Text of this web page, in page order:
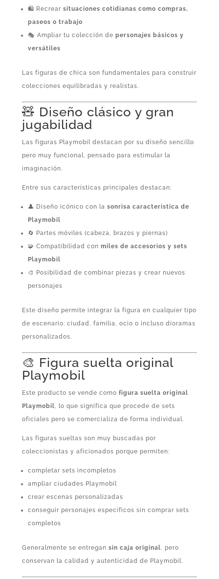
🛍️ Recrear situaciones cotidianas como compras,
paseos o trabajo
🎭 Ampliar tu colección de personajes básicos y
versátiles
Las figuras de chica son fundamentales para construir
colecciones equilibradas y realistas.
🧸 Diseño clásico y gran
jugabilidad
Las figuras Playmobil destacan por su diseño sencillo
pero muy funcional, pensado para estimular la
imaginación.
Entre sus características principales destacan:
👤 Diseño icónico con la sonrisa característica de
Playmobil
🔄 Partes móviles (cabeza, brazos y piernas)
🧩 Compatibilidad con miles de accesorios y sets
Playmobil
🎨 Posibilidad de combinar piezas y crear nuevos
personajes
Este diseño permite integrar la figura en cualquier tipo
de escenario: ciudad, familia, ocio o incluso dioramas
personalizados.
🎨 Figura suelta original
Playmobil
Este producto se vende como figura suelta original
Playmobil, lo que significa que procede de sets
oficiales pero se comercializa de forma individual.
Las figuras sueltas son muy buscadas por
coleccionistas y aficionados porque permiten:
completar sets incompletos
ampliar ciudades Playmobil
crear escenas personalizadas
conseguir personajes específicos sin comprar sets
completos
Generalmente se entregan sin caja original, pero
conservan la calidad y autenticidad de Playmobil.